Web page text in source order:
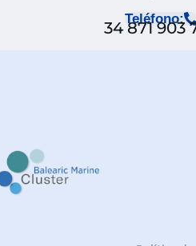
Teléfono:
34 871 903